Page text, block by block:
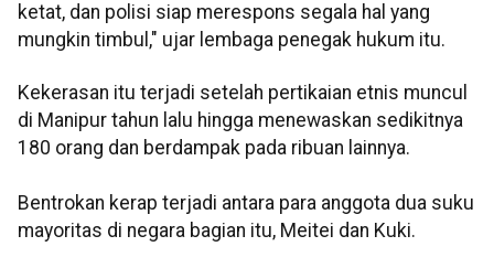
ketat, dan polisi siap merespons segala hal yang
mungkin timbul," ujar lembaga penegak hukum itu.
Kekerasan itu terjadi setelah pertikaian etnis muncul
di Manipur tahun lalu hingga menewaskan sedikitnya
180 orang dan berdampak pada ribuan lainnya.
Bentrokan kerap terjadi antara para anggota dua suku
mayoritas di negara bagian itu, Meitei dan Kuki.